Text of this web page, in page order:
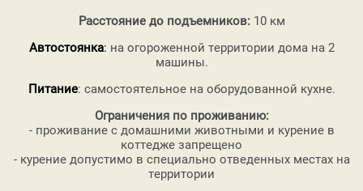
Расстояние до подъемников:10 км
Автостоянка: на огороженной территории дома на 2
машины.
Питание: самостоятельное на оборудованной кухне.
Ограничения по проживанию:
- проживание с домашними животными и курение в
коттедже запрещено
- курение допустимо в специально отведенных местах на
территории